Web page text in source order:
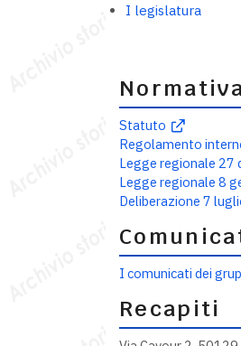
I legislatura
Statuto
Regolamento
Legge regionale 27
Legge regionale 8
Deliberazione 7
I comunicati dei
Recapiti